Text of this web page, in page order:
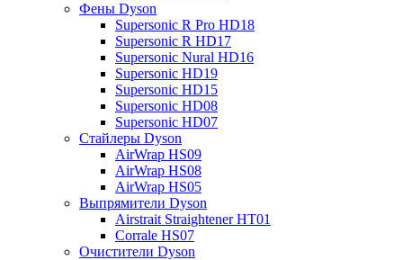
Фены Dyson
Supersonic R Pro HD18
Supersonic R HD17
Supersonic Nural HD16
Supersonic HD19
Supersonic HD15
Supersonic HD08
Supersonic HD07
Стайлеры Dyson
AirWrap HS09
AirWrap HS08
AirWrap HS05
Выпрямители Dyson
Airstrait Straightener HT01
Corrale HS07
Очистители Dyson